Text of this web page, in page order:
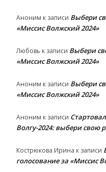
Аноним к записи Выбери
«Миссис Волжский 2024»
Любовь к записи Выбери
«Миссис Волжский 2024»
Аноним к записи Выбери
«Миссис Волжский 2024»
Аноним к записи
Волгу-2024: выбери свою
Кострюкова Ирина к записи
голосование за «Миссис